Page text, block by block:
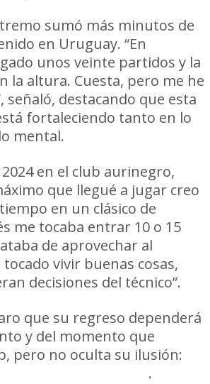
sumó más minutos de
en Uruguay. “En
unos veinte partidos y la
la altura. Cuesta, pero me he
señaló, destacando que esta
fortaleciendo tanto en lo
mental.
en el club aurinegro,
que llegué a jugar creo
en un clásico de
me tocaba entrar 10 o 15
de aprovechar al
vivir buenas cosas,
decisiones del técnico”.
que su regreso dependerá
y del momento que
pero no oculta su ilusión:
.